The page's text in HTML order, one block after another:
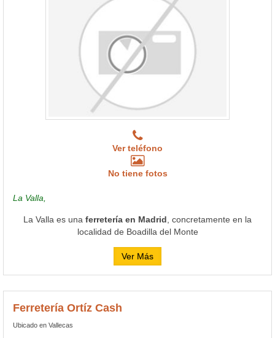
Ver teléfono
No tiene fotos
La Valla,
La Valla es una ferretería en Madrid , concretamente en la
localidad de Boadilla del Monte
Ver Más
Ferretería Ortíz Cash
Ubicado en Vallecas